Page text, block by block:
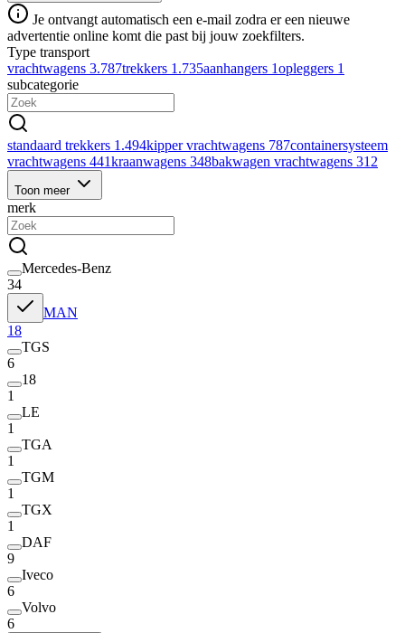
Je ontvangt automatisch een e-mail zodra er een nieuwe
advertentie online komt die past bij jouw zoekfilters.
Type transport
vrachtwagens 3.787trekkers 1.735aanhangers 1opleggers 1
subcategorie
standaard trekkers 1.494kipper vrachtwagens 787containersysteem
vrachtwagens 441kraanwagens 348bakwagen vrachtwagens 312
Toon meer
merk
Mercedes-Benz
34
MAN
18
TGS
6
18
1
LE
1
TGA
1
TGM
1
TGX
1
DAF
9
Iveco
6
Volvo
6